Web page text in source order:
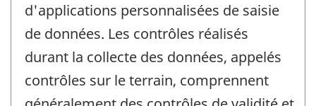
d'applications personnalisées de saisie
de données. Les contrôles réalisés
durant la collecte des données, appelés
contrôles sur le terrain, comprennent